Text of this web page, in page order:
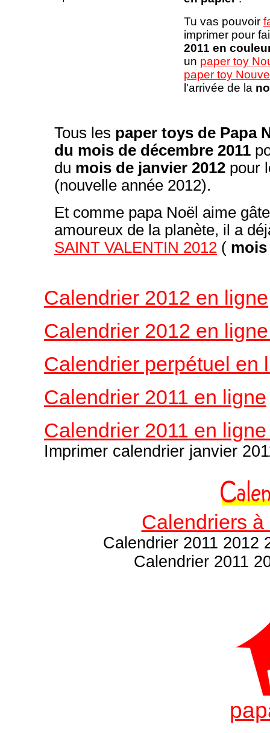
Tu vas pouvoir
imprimer pour
2011 en
un paper toy
paper toy
l'arrivée de la
Tous les paper toys de Papa
du mois de décembre 2011
du mois de janvier 2012 pour
(nouvelle année 2012).
Et comme papa Noël aime
amoureux de la planète, il a
SAINT VALENTIN 2012 ( mois
Calendrier 2012 en ligne
Calendrier 2012 en
Calendrier perpétuel en
Calendrier 2011 en ligne
Calendrier 2011 en
Imprimer calendrier janvier
Calendriers
Calendrier 2011 2012
Calendrier 2011